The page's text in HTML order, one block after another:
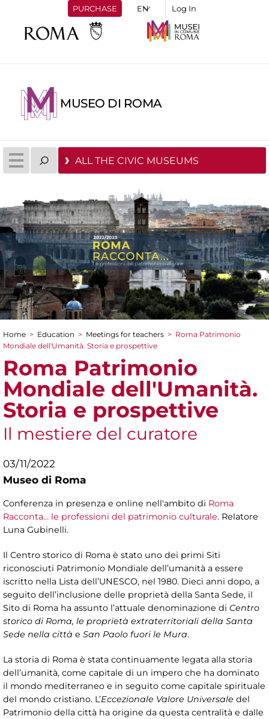
PURCHASE Log In
MUSEO DI ROMA
ALL THE CIVIC MUSEUMS
You are here
Home > Education > Meetings for teachers > Roma Patrimonio
Mondiale dell'Umanità. Storia e prospettive
Roma Patrimonio
Mondiale dell'Umanità.
Storia e prospettive
Il mestiere del curatore
03/11/2022
Museo di Roma
Conferenza in presenza e online nell'ambito di Roma
Racconta… le professioni del patrimonio culturale. Relatore
Luna Gubinelli.
Il Centro storico di Roma è stato uno dei primi Siti
riconosciuti Patrimonio Mondiale dell’umanità a essere
iscritto nella Lista dell’UNESCO, nel 1980. Dieci anni dopo, a
seguito dell’inclusione delle proprietà della Santa Sede, il
Sito di Roma ha assunto l’attuale denominazione di Centro
storico di Roma, le proprietà extraterritoriali della Santa
Sede nella città e San Paolo fuori le Mura.
La storia di Roma è stata continuamente legata alla storia
dell’umanità, come capitale di un impero che ha dominato
il mondo mediterraneo e in seguito come capitale spirituale
del mondo cristiano. L’Eccezionale Valore Universale del
Patrimonio della città ha origine da questa centralità e dalle